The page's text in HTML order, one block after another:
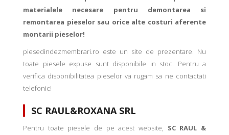
materialele necesare pentru demontarea si
remontarea pieselor sau orice alte costuri aferente
montarii pieselor!
piesedindezmembrari.ro este un site de prezentare. Nu
toate piesele expuse sunt disponibile in stoc. Pentru a
verifica disponibilitatea pieselor va rugam sa ne contactati
telefonic!
SC RAUL&ROXANA SRL
Pentru toate piesele de pe acest website, SC RAUL &